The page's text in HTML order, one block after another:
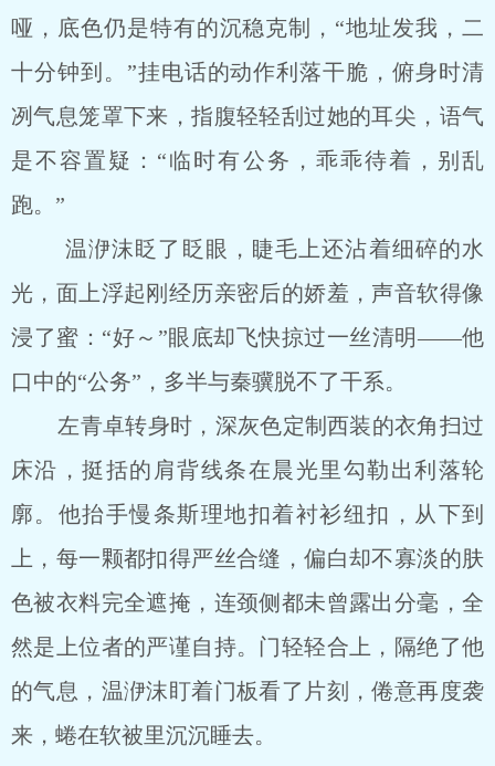
哑，底色仍是特有的沉稳克制，“地址发我，二
十分钟到。”挂电话的动作利落干脆，俯身时清
冽气息笼罩下来，指腹轻轻刮过她的耳尖，语气
是不容置疑：“临时有公务，乖乖待着，别乱
跑。”
温洢沫眨了眨眼，睫毛上还沾着细碎的水
光，面上浮起刚经历亲密后的娇羞，声音软得像
浸了蜜：“好～”眼底却飞快掠过一丝清明——他
口中的“公务”，多半与秦骥脱不了干系。
左青卓转身时，深灰色定制西装的衣角扫过
床沿，挺括的肩背线条在晨光里勾勒出利落轮
廓。他抬手慢条斯理地扣着衬衫纽扣，从下到
上，每一颗都扣得严丝合缝，偏白却不寡淡的肤
色被衣料完全遮掩，连颈侧都未曾露出分毫，全
然是上位者的严谨自持。门轻轻合上，隔绝了他
的气息，温洢沫盯着门板看了片刻，倦意再度袭
来，蜷在软被里沉沉睡去。